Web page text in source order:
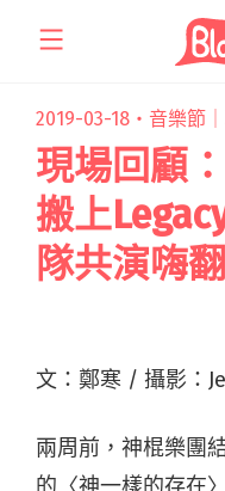
2019-03-18・ 音樂節
現場回顧
搬上
隊共演嗨
文：鄭寒 / 攝影：
兩周前，神棍樂團